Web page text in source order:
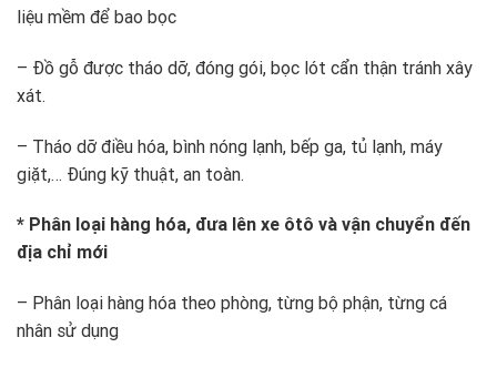
liệu mềm để bao bọc
– Đồ gỗ được tháo dỡ, đóng gói, bọc lót cẩn thận tránh xây
xát.
– Tháo dỡ điều hóa, bình nóng lạnh, bếp ga, tủ lạnh, máy
giặt,… Đúng kỹ thuật, an toàn.
* Phân loại hàng hóa, đưa lên xe ôtô và vận chuyển đến
địa chỉ mới
– Phân loại hàng hóa theo phòng, từng bộ phận, từng cá
nhân sử dụng